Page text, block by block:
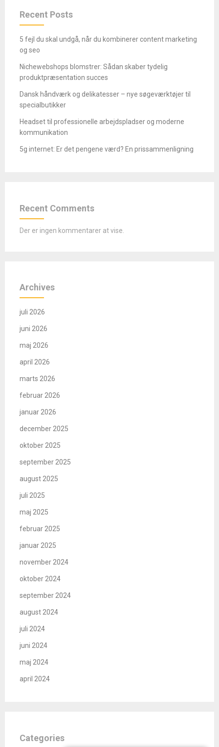
Recent Posts
5 fejl du skal undgå, når du kombinerer content marketing
og seo
Nichewebshops blomstrer: Sådan skaber tydelig
produktpræsentation succes
Dansk håndværk og delikatesser – nye søgeværktøjer til
specialbutikker
Headset til professionelle arbejdspladser og moderne
kommunikation
5g internet: Er det pengene værd? En prissammenligning
Recent Comments
Der er ingen kommentarer at vise.
Archives
juli 2026
juni 2026
maj 2026
april 2026
marts 2026
februar 2026
januar 2026
december 2025
oktober 2025
september 2025
august 2025
juli 2025
maj 2025
februar 2025
januar 2025
november 2024
oktober 2024
september 2024
august 2024
juli 2024
juni 2024
maj 2024
april 2024
Categories